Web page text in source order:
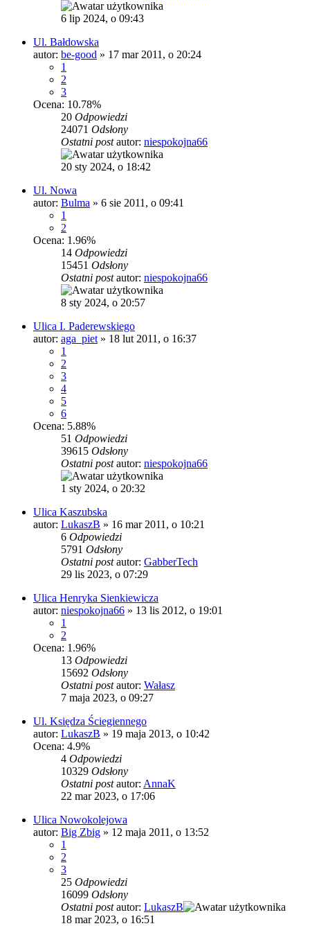
6 lip 2024, o 09:43
Ul. Bałdowska
autor: be-good » 17 mar 2011, o 20:24
1
2
3
Ocena: 10.78%
20 Odpowiedzi
24071 Odsłony
Ostatni postautor: niespokojna66
20 sty 2024, o 18:42
Ul. Nowa
autor: Bulma » 6 sie 2011, o 09:41
1
2
Ocena: 1.96%
14 Odpowiedzi
15451 Odsłony
Ostatni postautor: niespokojna66
8 sty 2024, o 20:57
Ulica I. Paderewskiego
autor: aga_piet » 18 lut 2011, o 16:37
1
2
3
4
5
6
Ocena: 5.88%
51 Odpowiedzi
39615 Odsłony
Ostatni postautor: niespokojna66
1 sty 2024, o 20:32
Ulica Kaszubska
autor: LukaszB » 16 mar 2011, o 10:21
6 Odpowiedzi
5791 Odsłony
Ostatni postautor: GabberTech
29 lis 2023, o 07:29
Ulica Henryka Sienkiewicza
autor: niespokojna66 » 13 lis 2012, o 19:01
1
2
Ocena: 1.96%
13 Odpowiedzi
15692 Odsłony
Ostatni postautor: Wałasz
7 maja 2023, o 09:27
Ul. Księdza Ściegiennego
autor: LukaszB » 19 maja 2013, o 10:42
Ocena: 4.9%
4 Odpowiedzi
10329 Odsłony
Ostatni postautor: AnnaK
22 mar 2023, o 17:06
Ulica Nowokolejowa
autor: Big Zbig » 12 maja 2011, o 13:52
1
2
3
25 Odpowiedzi
16099 Odsłony
Ostatni postautor: LukaszB
18 mar 2023, o 16:51